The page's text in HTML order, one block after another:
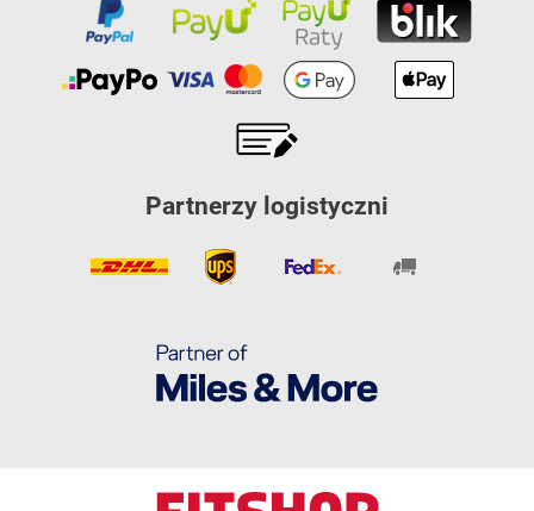
Partnerzy logistyczni